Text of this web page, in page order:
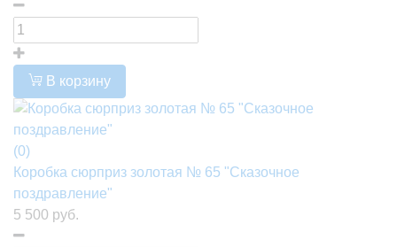
В корзину
(0)
Коробка сюрприз золотая № 65 "Сказочное
поздравление"
5 500 руб.